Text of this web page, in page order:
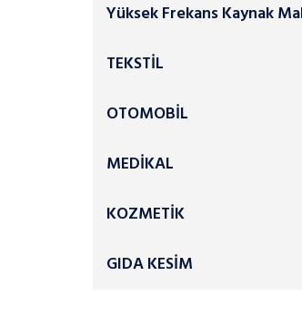
Yüksek Frekans Kaynak
TEKSTİL
OTOMOBİL
MEDİKAL
KOZMETİK
GIDA KESİM